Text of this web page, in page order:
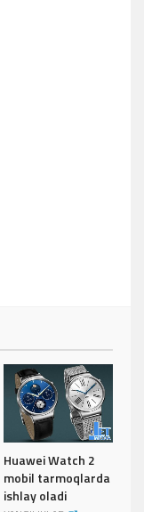
Huawei Watch 2
mobil tarmoqlarda
ishlay oladi